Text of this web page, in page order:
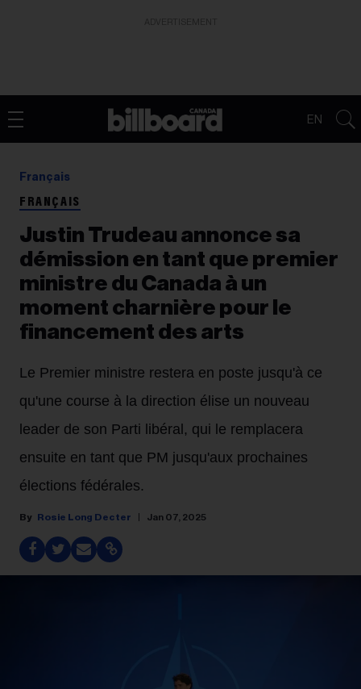
EN
Français
FRANÇAIS
Justin Trudeau annonce sa
démission en tant que premier
ministre du Canada à un
moment charnière pour le
financement des arts
Le Premier ministre restera en poste jusqu'à ce
qu'une course à la direction élise un nouveau
leader de son Parti libéral, qui le remplacera
ensuite en tant que PM jusqu'aux prochaines
élections fédérales.
Rosie Long Decter Jan 07, 2025